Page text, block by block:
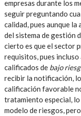
empresas durante los
seguir preguntando
calidad, pues aunque
del sistema de gestión
cierto es que el sector
requisitos, pues
calificados de bajo
recibir la notificación,
calificación favorable
tratamiento especial,
modelo de riesgos,